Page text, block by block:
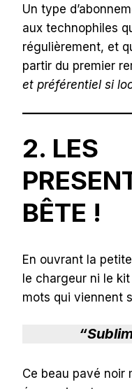
Un type
aux technophiles
régulièrement, et
partir du premier
et préférentiel si
2. LES
BÊTE !
En ouvrant la
le chargeur ni le
mots qui viennent
Ce beau pavé noir